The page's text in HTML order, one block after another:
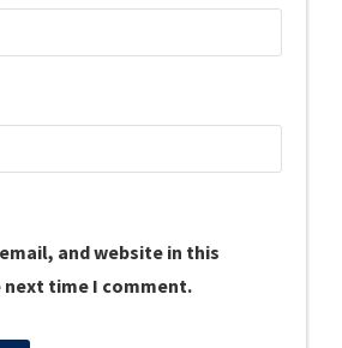
and website in this
time I comment.